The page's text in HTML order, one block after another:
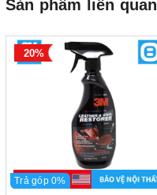
Sản phẩm liên quan
Trả góp 0%
20%